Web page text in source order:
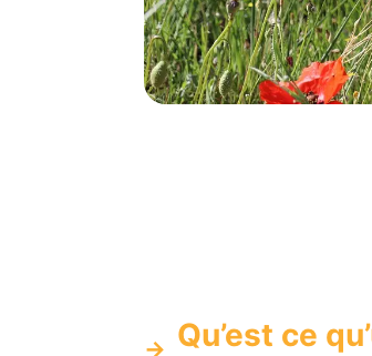
Qu’est ce